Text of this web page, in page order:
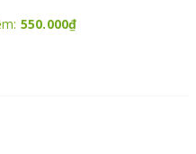
550.000₫